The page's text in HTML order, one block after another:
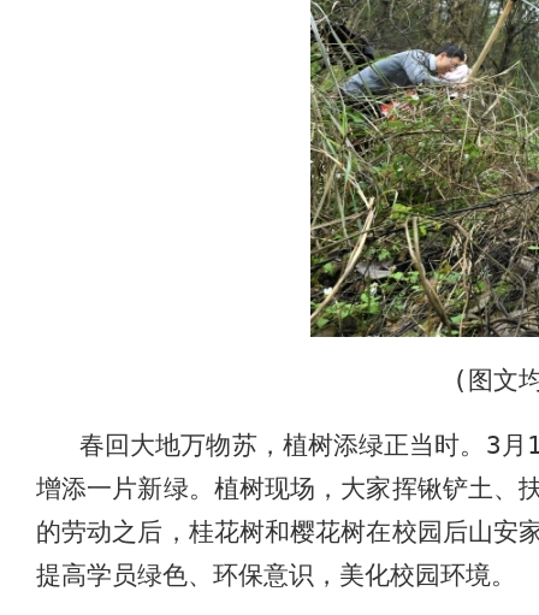
( 图文
春回大地万物苏，植树添绿正当时。 3 月
增添一片新绿。植树现场，大家挥锹铲土、
的劳动之后，桂花树和樱花树在校园后山安
提高学员绿色、环保意识，美化校园环境。